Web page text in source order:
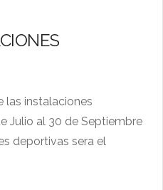
las instalaciones
Julio al 30 de Septiembre
deportivas sera el